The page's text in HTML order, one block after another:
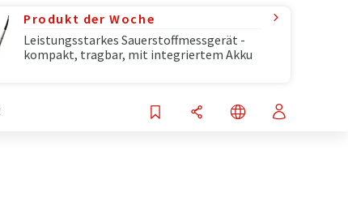
Produkt der Woche
Leistungsstarkes Sauerstoffmessgerät -
kompakt, tragbar, mit integriertem Akku